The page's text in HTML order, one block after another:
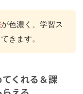
が色濃く、学習ス
きます。
くれる＆課